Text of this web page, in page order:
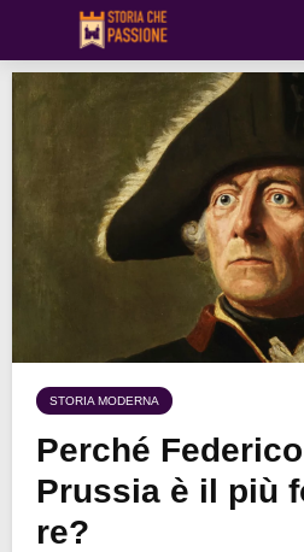
STORIA MODERNA
Perché
Prussia è il più
re?